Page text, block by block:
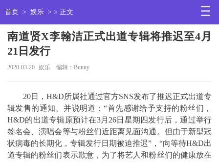
首页 > 娱乐 > > 正文
南道贤X李翰洁正式出道专辑将推迟至4月
21日发行
2020-03-20 娱乐 编辑：Bunny
20日，H&D所属社通过官方SNS发布了推迟正式出道专
辑发售的通知。并说明道：“首先感谢给予支持的粉丝们，
H&D的出道专辑原预计在3月26日星期四发行后，通过举行
签名会、演唱会等与粉丝们近距离见面沟通。但由于新型冠
状病毒的长期化，专辑发行日期被迫推迟”，“向等待H&D出
道专辑的粉丝们表示歉意，为了将艺人和粉丝们的健康放在